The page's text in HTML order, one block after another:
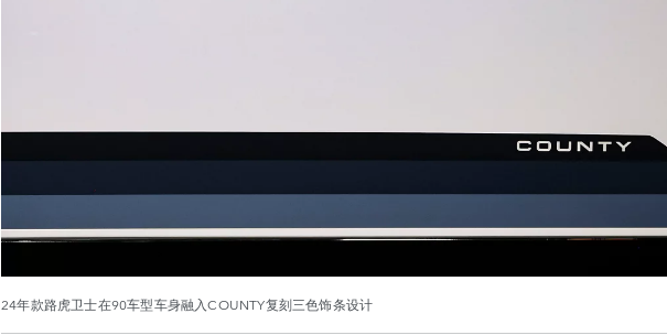
24年款路虎卫士在90车型车身融入COUNTY复刻三色饰条设计